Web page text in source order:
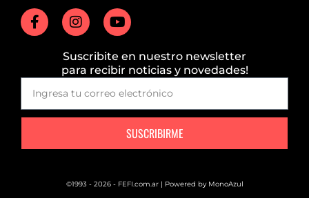
Suscribite en nuestro newsletter
para recibir noticias y novedades!
SUSCRIBIRME
©1993 - 2026 - FEFI.com.ar | Powered by MonoAzul